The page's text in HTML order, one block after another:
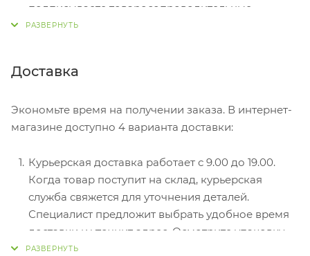
подписываете товаросопроводительные
документы, вносите денежные средства,
перенаправит вас на сервер системы ASSIST.
Здесь нужно ввести номер карты, срок действия
Электронные системы при онлайн-заказе:
PayPal, WebMoney и Яндекс.Деньги. Для
совершения покупки система перенаправит вас
на страницу платежного сервиса. Здесь
необходимо заполнить форму по инструкции.
Доставка
Экономьте время на получении заказа. В интернет-
магазине доступно 4 варианта доставки:
Курьерская доставка работает с 9.00 до 19.00.
Когда товар поступит на склад, курьерская
служба свяжется для уточнения деталей.
Специалист предложит выбрать удобное время
доставки и уточнит адрес. Осмотрите упаковку
на целостность и соответствие указанной